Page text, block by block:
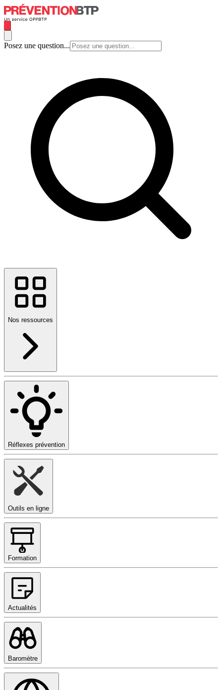
Posez une question...
Nos ressources
Réflexes prévention
Outils en ligne
Formation
Actualités
Baromètre